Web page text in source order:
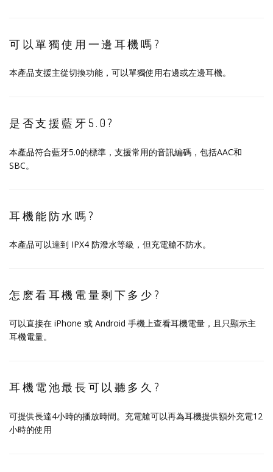
可以單獨使用一邊耳機嗎?
本產品支援主從切換功能，可以單獨使用右邊或左邊耳機。
是否支援藍牙5.0?
本產品符合藍牙5.0的標準，支援常用的音訊編碼，包括AAC和
SBC。
耳機能防水嗎?
本產品可以達到 IPX4 防潑水等級，但充電艙不防水。
怎麽看耳機電量剩下多少?
可以直接在 iPhone 或 Android 手機上查看耳機電量，且只顯示主
耳機電量。
耳機電池最長可以聽多久?
可提供長達4小時的播放時間。充電艙可以再為耳機提供額外充電12
小時的使用